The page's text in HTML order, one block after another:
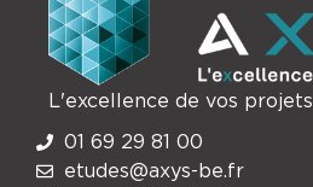
L'excellence de vos projets
01 69 29 81 00
etudes@axys-be.fr